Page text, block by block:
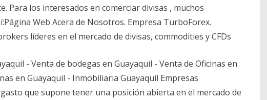
Para los interesados en comerciar divisas , muchos
Web Acera de Nosotros. Empresa TurboForex.
líderes en el mercado de divisas, commodities y CFDs
- Venta de bodegas en Guayaquil - Venta de Oficinas en
en Guayaquil - Inmobiliaria Guayaquil Empresas
que supone tener una posición abierta en el mercado de